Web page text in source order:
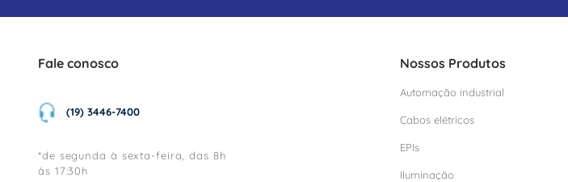
Fale conosco
(19) 3446-7400
*de segunda à sexta-feira, das 8h
às 17:30h
Nossos Produtos
Automação industrial
Cabos elétricos
EPIs
Iluminação